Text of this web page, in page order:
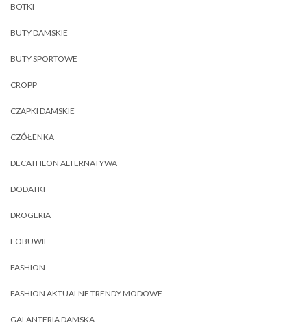
BOTKI
BUTY DAMSKIE
BUTY SPORTOWE
CROPP
CZAPKI DAMSKIE
CZÓŁENKA
DECATHLON ALTERNATYWA
DODATKI
DROGERIA
EOBUWIE
FASHION
FASHION AKTUALNE TRENDY MODOWE
GALANTERIA DAMSKA